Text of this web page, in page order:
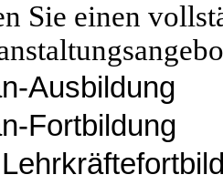
Sie einen
Ausbildung
Fortbildung